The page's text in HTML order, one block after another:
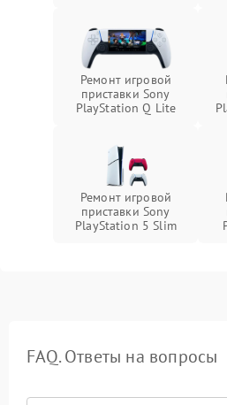
Ремонт игровой
приставки Sony
PlayStation Q Lite
Ремонт игровой
приставки Sony
PlayStation 5 Slim
FAQ. Ответы на вопросы